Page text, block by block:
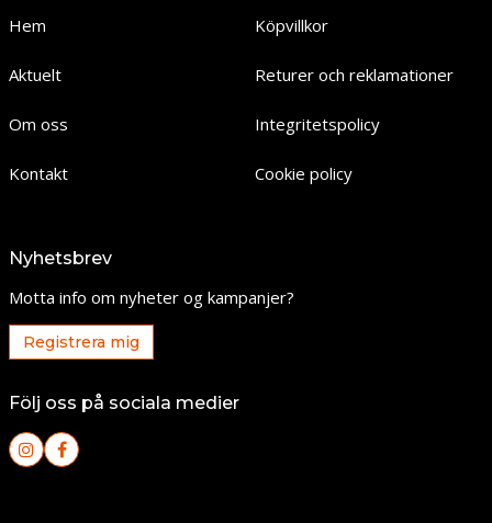
Hem
Aktuelt
Om oss
Kontakt
Köpvillkor
Returer och reklamationer
Integritetspolicy
Cookie policy
Nyhetsbrev
Motta info om nyheter og kampanjer?
Registrera mig
Följ oss på sociala medier